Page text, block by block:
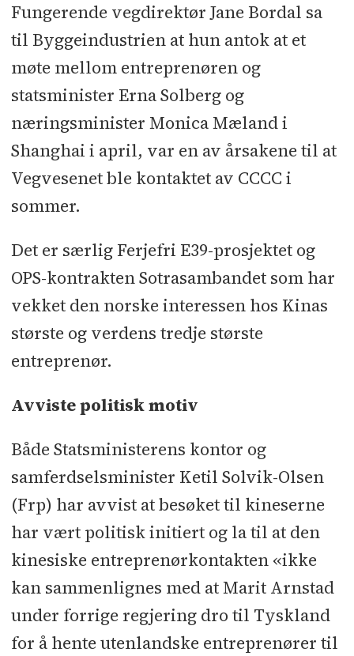
Fungerende vegdirektør Jane Bordal sa
til Byggeindustrien at hun antok at et
møte mellom entreprenøren og
statsminister Erna Solberg og
næringsminister Monica Mæland i
Shanghai i april, var en av årsakene til at
Vegvesenet ble kontaktet av CCCC i
sommer.
Det er særlig Ferjefri E39-prosjektet og
OPS-kontrakten Sotrasambandet som har
vekket den norske interessen hos Kinas
største og verdens tredje største
entreprenør.
Avviste politisk motiv
Både Statsministerens kontor og
samferdselsminister Ketil Solvik-Olsen
(Frp) har avvist at besøket til kineserne
har vært politisk initiert og la til at den
kinesiske entreprenørkontakten «ikke
kan sammenlignes med at Marit Arnstad
under forrige regjering dro til Tyskland
for å hente utenlandske entreprenører til